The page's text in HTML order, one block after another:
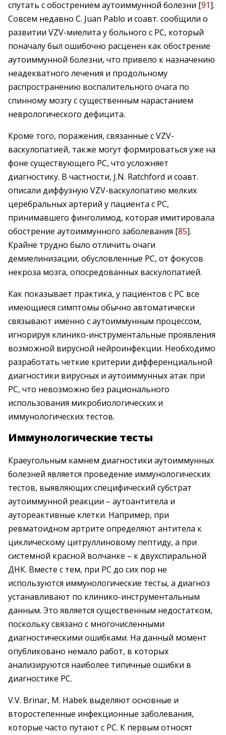
спутать с обострением аутоиммунной болезни [91].
Совсем недавно C. Juan Pablo и соавт. сообщили о
развитии VZV-миелита у больного с РС, который
поначалу был ошибочно расценен как обострение
аутоиммунной болезни, что привело к назначению
неадекватного лечения и продольному
распространению воспалительного очага по
спинному мозгу с существенным нарастанием
неврологического дефицита.
Кроме того, поражения, связанные с VZV-
васкулопатией, также могут формироваться уже на
фоне существующего РС, что усложняет
диагностику. В частности, J.N. Ratchford и соавт.
описали диффузную VZV-васкулопатию мелких
церебральных артерий у пациента с РС,
принимавшего финголимод, которая имитировала
обострение аутоиммунного заболевания [85].
Крайне трудно было отличить очаги
демиелинизации, обусловленные РС, от фокусов
некроза мозга, опосредованных васкулопатией.
Как показывает практика, у пациентов с РС все
имеющиеся симптомы обычно автоматически
связывают именно с аутоиммунным процессом,
игнорируя клинико-инструментальные проявления
возможной вирусной нейроинфекции. Необходимо
разработать четкие критерии дифференциальной
диагностики вирусных и аутоиммунных атак при
РС, что невозможно без рационального
использования микробиологических и
иммунологических тестов.
Иммунологические тесты
Краеугольным камнем диагностики аутоиммунных
болезней является проведение иммунологических
тестов, выявляющих специфический субстрат
аутоиммунной реакции – аутоантитела и
аутореактивные клетки. Например, при
ревматоидном артрите определяют антитела к
циклическому цитруллиновому пептиду, а при
системной красной волчанке – к двухспиральной
ДНК. Вместе с тем, при РС до сих пор не
используются иммунологические тесты, а диагноз
устанавливают по клинико-инструментальным
данным. Это является существенным недостатком,
поскольку связано с многочисленными
диагностическими ошибками. На данный момент
опубликовано немало работ, в которых
анализируются наиболее типичные ошибки в
диагностике РС.
V.V. Brinar, M. Habek выделяют основные и
второстепенные инфекционные заболевания,
которые часто путают с РС. К первым относят